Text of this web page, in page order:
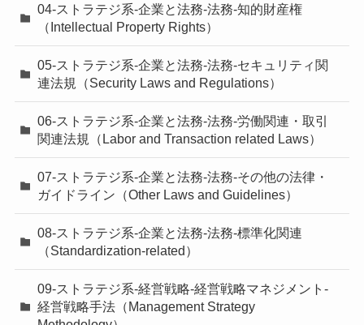
04-ストラテジ系-企業と法務-法務-知的財産権
（Intellectual Property Rights）
05-ストラテジ系-企業と法務-法務-セキュリティ関
連法規（Security Laws and Regulations）
06-ストラテジ系-企業と法務-法務-労働関連・取引
関連法規（Labor and Transaction related Laws）
07-ストラテジ系-企業と法務-法務-その他の法律・
ガイドライン（Other Laws and Guidelines）
08-ストラテジ系-企業と法務-法務-標準化関連
（Standardization-related）
09-ストラテジ系-経営戦略-経営戦略マネジメント-
経営戦略手法（Management Strategy